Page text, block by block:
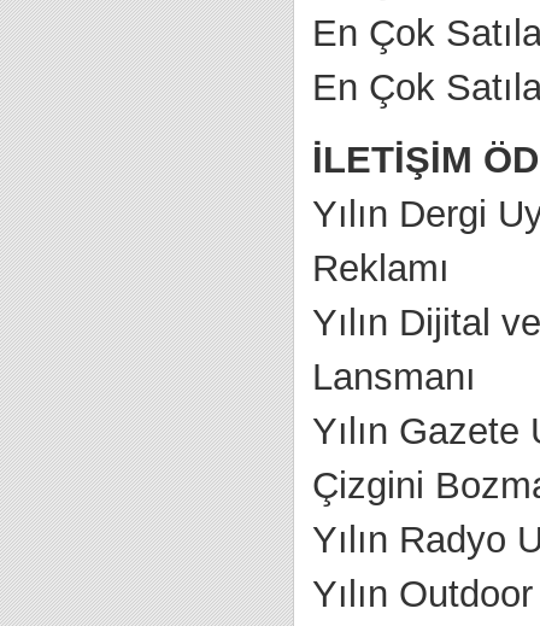
En Çok
En Çok
İLETİŞİM
Yılın Dergi
Reklamı
Yılın Dijital
Lansmanı
Yılın
Çizgini
Yılın Radyo
Yılın